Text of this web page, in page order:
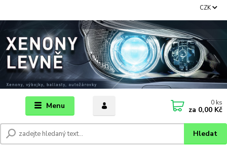
Menu
CZK
Hledat
0 ks
za 0,00 Kč